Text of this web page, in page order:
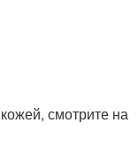
смотрите на